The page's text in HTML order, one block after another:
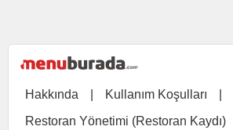
Hakkında Kullanım Koşulları
Restoran Yönetimi (Restoran Kaydı)